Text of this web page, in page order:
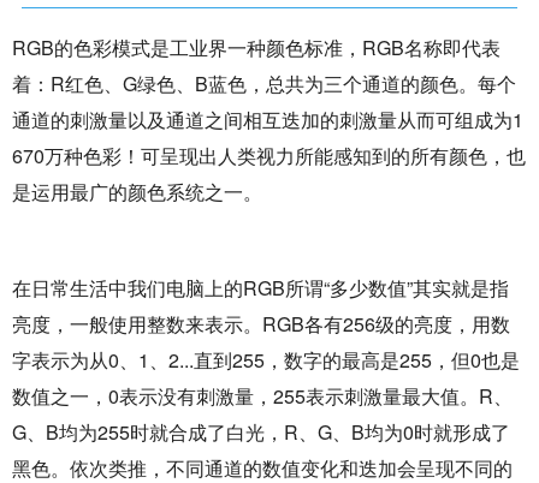
RGB的色彩模式是工业界一种颜色标准，RGB名称即代表
着：R红色、G绿色、B蓝色，总共为三个通道的颜色。每个
通道的刺激量以及通道之间相互迭加的刺激量从而可组成为1
670万种色彩！可呈现出人类视力所能感知到的所有颜色，也
是运用最广的颜色系统之一。
在日常生活中我们电脑上的RGB所谓“多少数值”其实就是指
亮度，一般使用整数来表示。RGB各有256级的亮度，用数
字表示为从0、1、2...直到255，数字的最高是255，但0也是
数值之一，0表示没有刺激量，255表示刺激量最大值。R、
G、B均为255时就合成了白光，R、G、B均为0时就形成了
黑色。依次类推，不同通道的数值变化和迭加会呈现不同的